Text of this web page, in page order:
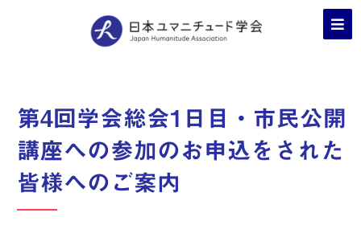
第4回学会総会1日目・市民公開
講座への参加のお申込をされた
皆様へのご案内